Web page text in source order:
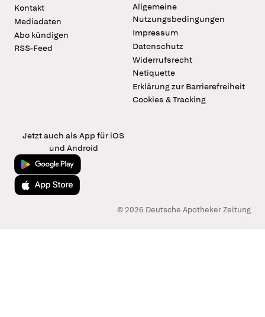
Kontakt
Mediadaten
Abo kündigen
RSS-Feed
Allgemeine
Nutzungsbedingungen
Impressum
Datenschutz
Widerrufsrecht
Netiquette
Erklärung zur Barrierefreiheit
Cookies & Tracking
Jetzt auch als App für iOS
und Android
Jetzt bei Google Play
Laden im App Store
© 2026 Deutsche Apotheker Zeitung